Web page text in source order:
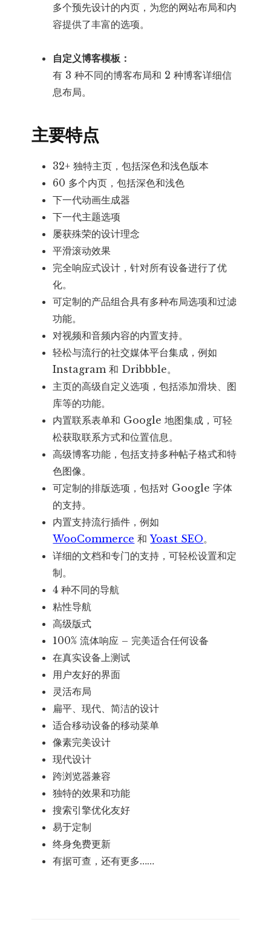
多个预先设计的内页，为您的网站布局和内
容提供了丰富的选项。
自定义博客模板：
有 3 种不同的博客布局和 2 种博客详细信
息布局。
主要特点
32+ 独特主页，包括深色和浅色版本
60 多个内页，包括深色和浅色
下一代动画生成器
下一代主题选项
屡获殊荣的设计理念
平滑滚动效果
完全响应式设计，针对所有设备进行了优
化。
可定制的产品组合具有多种布局选项和过滤
功能。
对视频和音频内容的内置支持。
轻松与流行的社交媒体平台集成，例如
Instagram 和 Dribbble。
主页的高级自定义选项，包括添加滑块、图
库等的功能。
内置联系表单和 Google 地图集成，可轻
松获取联系方式和位置信息。
高级博客功能，包括支持多种帖子格式和特
色图像。
可定制的排版选项，包括对 Google 字体
的支持。
内置支持流行插件，例如
WooCommerce 和Yoast SEO。
详细的文档和专门的支持，可轻松设置和定
制。
4 种不同的导航
粘性导航
高级版式
100% 流体响应 – 完美适合任何设备
在真实设备上测试
用户友好的界面
灵活布局
扁平、现代、简洁的设计
适合移动设备的移动菜单
像素完美设计
现代设计
跨浏览器兼容
独特的效果和功能
搜索引擎优化友好
易于定制
终身免费更新
有据可查，还有更多……